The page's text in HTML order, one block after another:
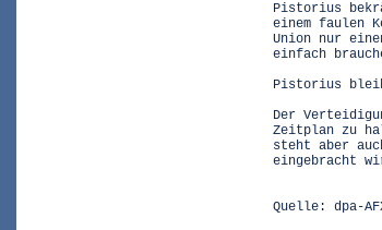
Pistorius
einem faulen
Union nur
einfach
Pistorius
Der
Zeitplan zu
steht aber
eingebracht
Quelle: dpa-